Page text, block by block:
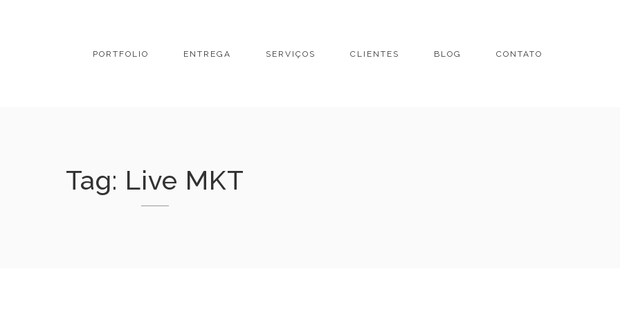
PORTFOLIO ENTREGA SERVIÇOS CLIENTES BLOG CONTATO
Tag: Live MKT